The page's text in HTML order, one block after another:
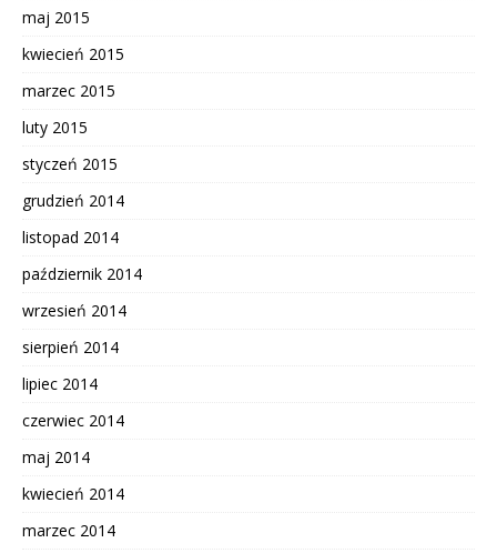
maj 2015
kwiecień 2015
marzec 2015
luty 2015
styczeń 2015
grudzień 2014
listopad 2014
październik 2014
wrzesień 2014
sierpień 2014
lipiec 2014
czerwiec 2014
maj 2014
kwiecień 2014
marzec 2014